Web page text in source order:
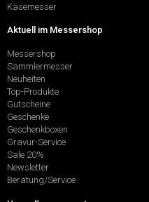
Käsemesser
Aktuell im Messershop
Messershop
Sammlermesser
Neuheiten
Top-Produkte
Gutscheine
Geschenke
Geschenkboxen
Gravur-Service
Sale 20%
Newsletter
Beratung/Service